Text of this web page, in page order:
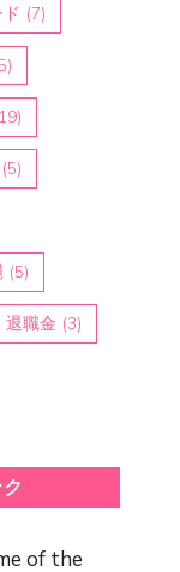
(7)
(5)
(5)
退職金 (3)
of the